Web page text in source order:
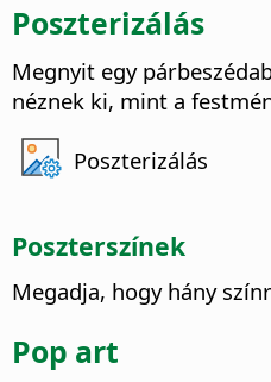
Poszterizálás
Megnyit egy
néznek ki, mint a
Poszterizálás
Poszterszínek
Megadja, hogy hány
Pop art